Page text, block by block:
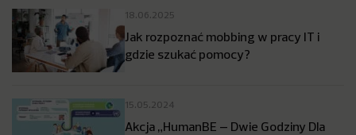
18.06.2025
Jak rozpoznać mobbing w pracy IT i
gdzie szukać pomocy?
15.05.2024
Akcja „HumanBE – Dwie Godziny Dla